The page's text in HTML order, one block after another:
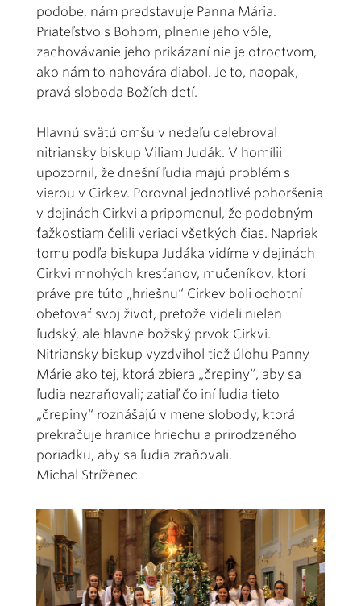
podobe, nám predstavuje Panna Mária.
Priateľstvo s Bohom, plnenie jeho vôle,
zachovávanie jeho prikázaní nie je otroctvom,
ako nám to nahovára diabol. Je to, naopak,
pravá sloboda Božích detí.
Hlavnú svätú omšu v nedeľu celebroval
nitriansky biskup Viliam Judák. V homílii
upozornil, že dnešní ľudia majú problém s
vierou v Cirkev. Porovnal jednotlivé pohoršenia
v dejinách Cirkvi a pripomenul, že podobným
ťažkostiam čelili veriaci všetkých čias. Napriek
tomu podľa biskupa Judáka vidíme v dejinách
Cirkvi mnohých kresťanov, mučeníkov, ktorí
práve pre túto „hriešnu“ Cirkev boli ochotní
obetovať svoj život, pretože videli nielen
ľudský, ale hlavne božský prvok Cirkvi.
Nitriansky biskup vyzdvihol tiež úlohu Panny
Márie ako tej, ktorá zbiera „črepiny“, aby sa
ľudia nezraňovali; zatiaľ čo iní ľudia tieto
„črepiny“ roznášajú v mene slobody, ktorá
prekračuje hranice hriechu a prirodzeného
poriadku, aby sa ľudia zraňovali.
Michal Stríženec